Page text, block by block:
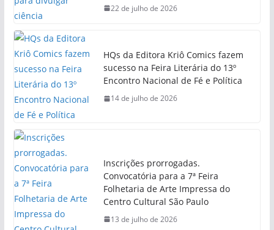
22 de julho de 2026
HQs da Editora Kriô Comics fazem
sucesso na Feira Literária do 13º
Encontro Nacional de Fé e Política
14 de julho de 2026
Inscrições prorrogadas.
Convocatória para a 7ª Feira
Folhetaria de Arte Impressa do
Centro Cultural São Paulo
13 de julho de 2026